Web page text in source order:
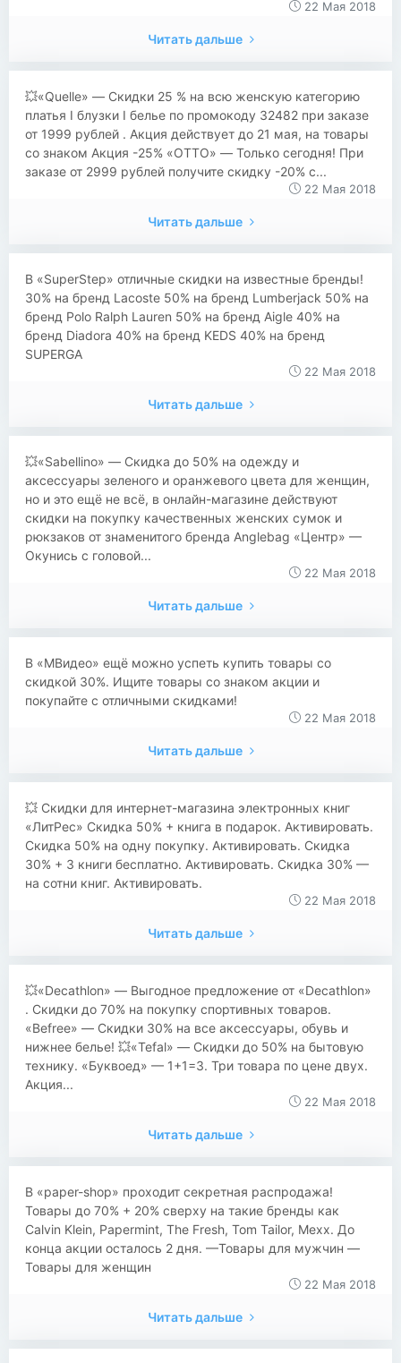
22 Мая 2018
Читать дальше
💥«Quelle» — Скидки 25 % на всю женскую категорию
платья I блузки I белье по промокоду 32482 при заказе
от 1999 рублей . Акция действует до 21 мая, на товары
со знаком Акция -25% «OTTO» — Только сегодня! При
заказе от 2999 рублей получите скидку -20% с...
22 Мая 2018
Читать дальше
​​В «SuperStep» отличные скидки на известные бренды!
30% на бренд Lacoste 50% на бренд Lumberjack 50% на
бренд Polo Ralph Lauren 50% на бренд Aigle 40% на
бренд Diadora 40% на бренд KEDS 40% на бренд
SUPERGA
22 Мая 2018
Читать дальше
💥«Sabellino» — Скидка до 50% на одежду и
аксессуары зеленого и оранжевого цвета для женщин,
но и это ещё не всё, в онлайн-магазине действуют
скидки на покупку качественных женских сумок и
рюкзаков от знаменитого бренда Anglebag «Центр» —
Окунись с головой...
22 Мая 2018
Читать дальше
​​В «МВидео» ещё можно успеть купить товары со
скидкой 30%. Ищите товары со знаком акции и
покупайте с отличными скидками!
22 Мая 2018
Читать дальше
💥 Скидки для интернет-магазина электронных книг
«ЛитРес» Скидка 50% + книга в подарок. Активировать.
Скидка 50% на одну покупку. Активировать. Скидка
30% + 3 книги бесплатно. Активировать. Скидка 30% —
на сотни книг. Активировать.
22 Мая 2018
Читать дальше
💥«Decathlon» — Выгодное предложение от «Decathlon»
. Скидки до 70% на покупку спортивных товаров.
«Befree» — Скидки 30% на все аксессуары, обувь и
нижнее белье! 💥«Tefal» — Скидки до 50% на бытовую
технику. «Буквоед» — 1+1=3. Три товара по цене двух.
Акция...
22 Мая 2018
Читать дальше
​​В «paper-shop» проходит секретная распродажа!
Товары до 70% + 20% сверху на такие бренды как
Calvin Klein, Papermint, The Fresh, Tom Tailor, Mexx. До
конца акции осталось 2 дня. —Товары для мужчин —
Товары для женщин
22 Мая 2018
Читать дальше